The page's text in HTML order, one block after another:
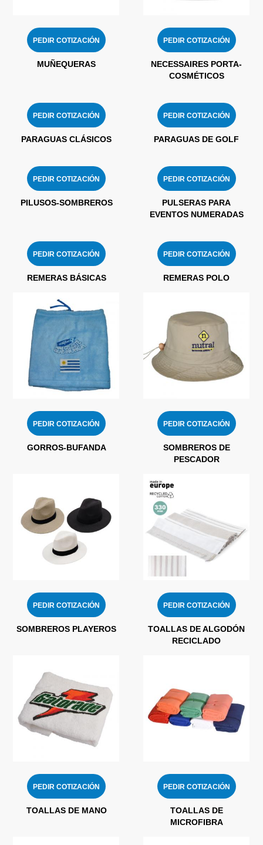
PEDIR COTIZACIÓN
MUÑEQUERAS
PEDIR COTIZACIÓN
NECESSAIRES PORTA-
COSMÉTICOS
PEDIR COTIZACIÓN
PARAGUAS CLÁSICOS
PEDIR COTIZACIÓN
PARAGUAS DE GOLF
PEDIR COTIZACIÓN
PILUSOS-SOMBREROS
PEDIR COTIZACIÓN
PULSERAS PARA
EVENTOS NUMERADAS
PEDIR COTIZACIÓN
REMERAS BÁSICAS
PEDIR COTIZACIÓN
REMERAS POLO
PEDIR COTIZACIÓN
GORROS-BUFANDA
PEDIR COTIZACIÓN
SOMBREROS DE
PESCADOR
PEDIR COTIZACIÓN
SOMBREROS PLAYEROS
PEDIR COTIZACIÓN
TOALLAS DE ALGODÓN
RECICLADO
PEDIR COTIZACIÓN
TOALLAS DE MANO
PEDIR COTIZACIÓN
TOALLAS DE
MICROFIBRA